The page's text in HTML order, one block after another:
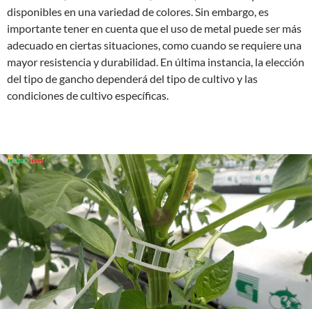
disponibles en una variedad de colores. Sin embargo, es
importante tener en cuenta que el uso de metal puede ser más
adecuado en ciertas situaciones, como cuando se requiere una
mayor resistencia y durabilidad. En última instancia, la elección
del tipo de gancho dependerá del tipo de cultivo y las
condiciones de cultivo específicas.